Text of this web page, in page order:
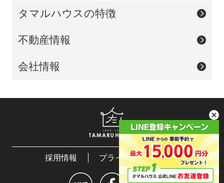
タマルハウスの特徴
不動産情報
会社情報
採用情報 プライバシーポリシー